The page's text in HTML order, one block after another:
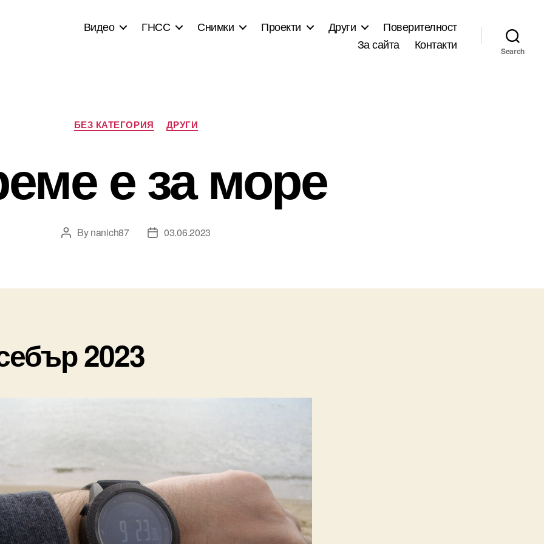
Видео ГНСС Снимки Проекти Други
Поверителност
За сайта
Контакти Search
Categories
БЕЗ КАТЕГОРИЯ ДРУГИ
е за море
PostBynanich87
Post03.06.2023
2023